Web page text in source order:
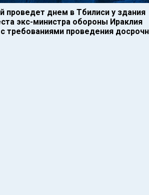
проведет днем в Тбилиси у здания
экс-министра обороны Ираклия
требованиями проведения